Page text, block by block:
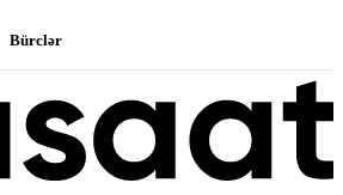
Bürclər